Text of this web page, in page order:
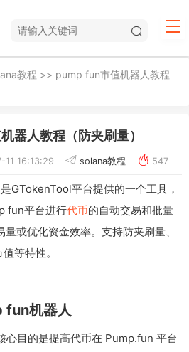
教程 >> pump fun市值机器人教程
器人教程（防夹刷量）
11 16:13:29 solana教程 547
GTokenTool平台提供的一个工具，
fun平台进行代币的自动交易和批量
或优化资金效率。支持防夹刷量、
等特性。
fun机器人
心目的是提高代币在 Pump.fun 平台